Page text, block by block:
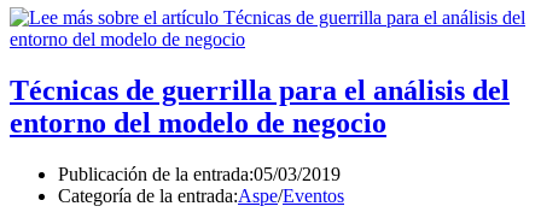
Técnicas de guerrilla para el análisis del
entorno del modelo de negocio
Publicación de la entrada:05/03/2019
Categoría de la entrada:Aspe/Eventos